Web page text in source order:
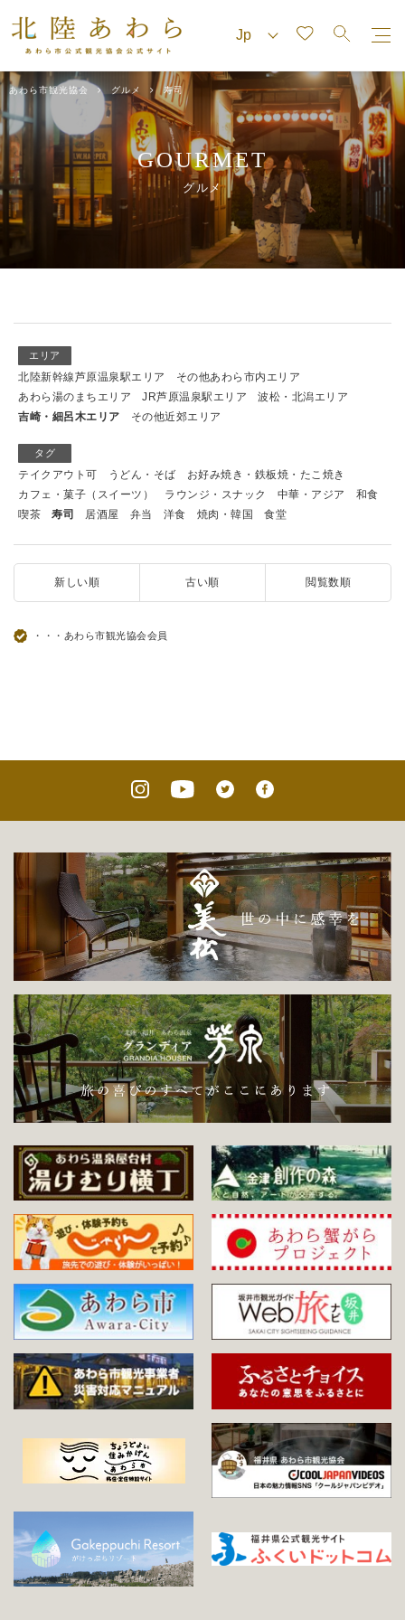
あわら市観光協会 グルメ 寿司
GOURMET
グルメ
エリア
北陸新幹線芦原温泉駅エリア
その他あわら市内エリア
あわら湯のまちエリア
JR芦原温泉駅エリア
波松・北潟エリア
吉崎・細呂木エリア
その他近郊エリア
タグ
テイクアウト可 うどん・そば
お好み焼き・鉄板焼・たこ焼き
カフェ・菓子（スイーツ）
ラウンジ・スナック 中華・アジア
和食
喫茶
寿司 居酒屋 弁当 洋食 焼肉・韓国 食堂
新しい順 古い順 閲覧数順
・・・あわら市観光協会会員